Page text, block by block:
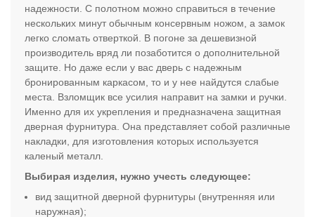
надежности. С полотном можно справиться в течение
нескольких минут обычным консервным ножом, а замок
легко сломать отверткой. В погоне за дешевизной
производитель вряд ли позаботится о дополнительной
защите. Но даже если у вас дверь с надежным
бронированным каркасом, то и у нее найдутся слабые
места. Взломщик все усилия направит на замки и ручки.
Именно для их укрепления и предназначена защитная
дверная фурнитура. Она представляет собой различные
накладки, для изготовления которых используется
каленый металл.
Выбирая изделия, нужно учесть следующее:
вид защитной дверной фурнитуры (внутренняя или
наружная);